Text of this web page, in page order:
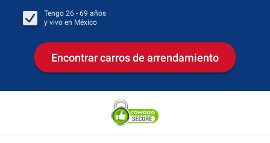
Tengo 26 - 69 años
y vivo en México
Encontrar carros de arrendamiento